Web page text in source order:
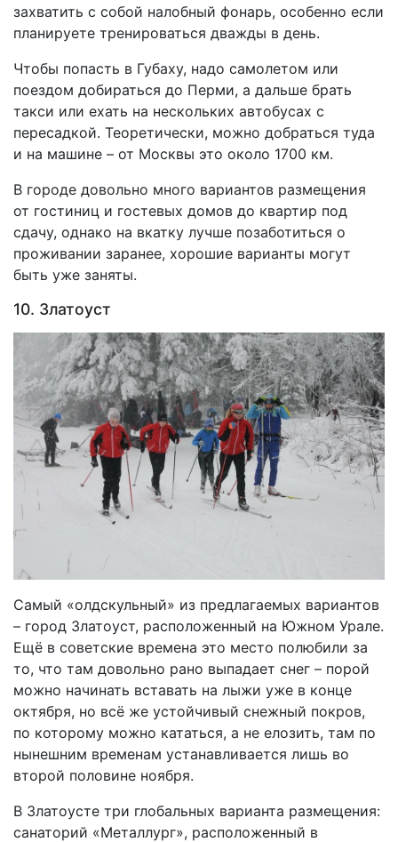
захватить с собой налобный фонарь, особенно если
планируете тренироваться дважды в день.
Чтобы попасть в Губаху, надо самолетом или
поездом добираться до Перми, а дальше брать
такси или ехать на нескольких автобусах с
пересадкой. Теоретически, можно добраться туда
и на машине – от Москвы это около 1700 км.
В городе довольно много вариантов размещения
от гостиниц и гостевых домов до квартир под
сдачу, однако на вкатку лучше позаботиться о
проживании заранее, хорошие варианты могут
быть уже заняты.
10. Златоуст
Самый «олдскульный» из предлагаемых вариантов
– город Златоуст, расположенный на Южном Урале.
Ещё в советские времена это место полюбили за
то, что там довольно рано выпадает снег – порой
можно начинать вставать на лыжи уже в конце
октября, но всё же устойчивый снежный покров,
по которому можно кататься, а не елозить, там по
нынешним временам устанавливается лишь во
второй половине ноября.
В Златоусте три глобальных варианта размещения:
санаторий «Металлург», расположенный в